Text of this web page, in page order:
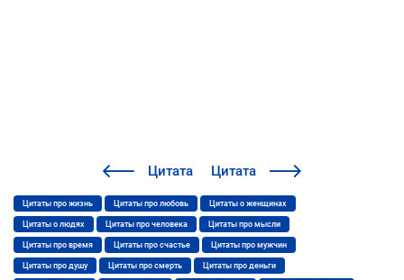
Цитата Цитата
Цитаты про жизнь Цитаты про любовь Цитаты о женщинах
Цитаты о людях Цитаты про человека Цитаты про мысли
Цитаты про время Цитаты про счастье Цитаты про мужчин
Цитаты про душу Цитаты про смерть Цитаты про деньги